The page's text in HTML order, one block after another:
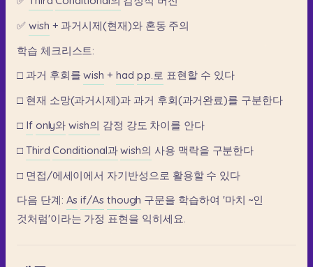
✅ wish + 과거시제(현재)와 혼동 주의
학습 체크리스트:
□ 과거 후회를 wish + had p.p.로 표현할 수 있다
□ 현재 소망(과거시제)과 과거 후회(과거완료)를 구분한다
□ If only와 wish의 감정 강도 차이를 안다
□ Third Conditional과 wish의 사용 맥락을 구분한다
□ 면접/에세이에서 자기반성으로 활용할 수 있다
다음 단계: As if/As though 구문을 학습하여 '마치 ~인
것처럼'이라는 가정 표현을 익히세요.